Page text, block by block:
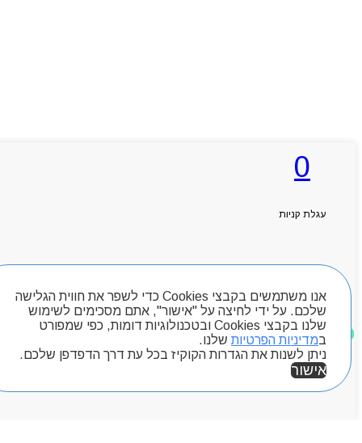
אנו משתמשים בקבצי Cookies כדי לשפר את חווית הגלישה
שלכם. על ידי לחיצה על "אישור", אתם מסכימים לשימוש
שלנו בקבצי Cookies ובטכנולוגיות דומות, כפי שמפורט
במדיניות הפרטיות שלנו.
ניתן לשנות את הגדרות הקוקיז בכל עת דרך הדפדפן שלכם.
אישור
0
עגלת קניות
חיפוש מוצרים
מוצרים שאהבתי